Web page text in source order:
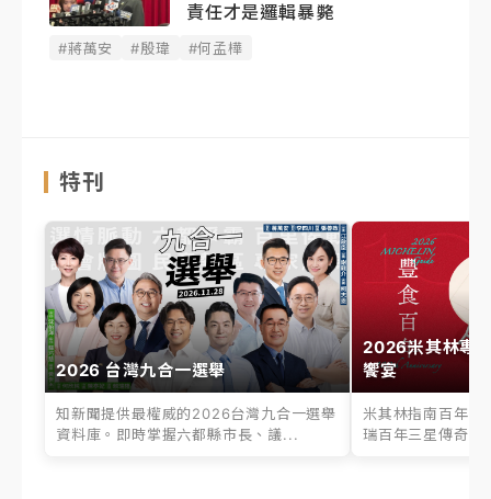
責任才是邏輯暴斃
#蔣萬安 #殷瑋 #何孟樺
特刊
2026 台灣九合一選舉
知新聞提供最權威的2026台灣九合一選舉
資料庫。即時掌握六都縣市長、議...
2026米其林專
饗宴
米其林指南百年之
瑞百年三星傳奇、